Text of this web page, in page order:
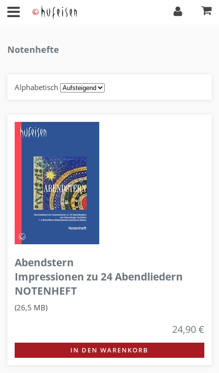
Notenhefte
Alphabetisch
Abendstern
Impressionen zu 24 Abendliedern
NOTENHEFT
(26,5 MB)
24,90 €
IN DEN WARENKORB